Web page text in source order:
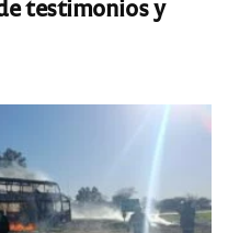
testimonios y